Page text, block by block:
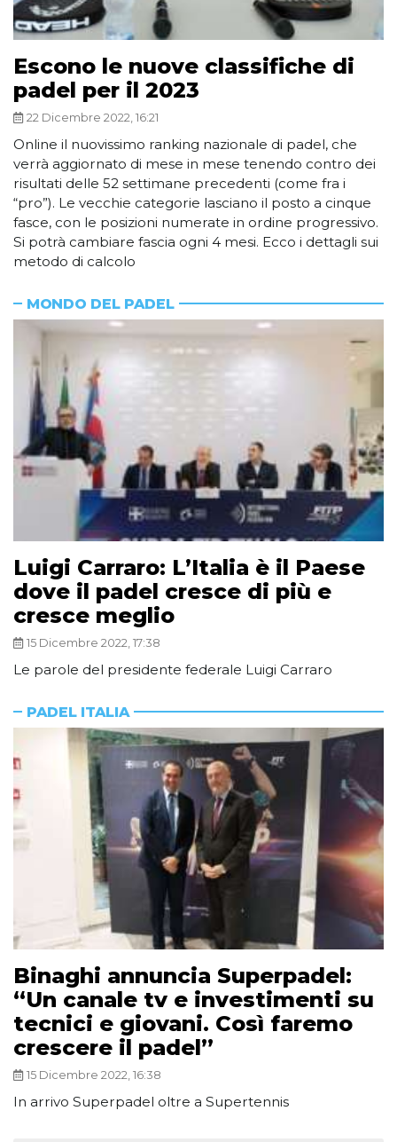
Escono le nuove classifiche di
padel per il 2023
22 Dicembre 2022, 16:21
Online il nuovissimo ranking nazionale di padel, che
verrà aggiornato di mese in mese tenendo contro dei
risultati delle 52 settimane precedenti (come fra i
“pro”). Le vecchie categorie lasciano il posto a cinque
fasce, con le posizioni numerate in ordine progressivo.
Si potrà cambiare fascia ogni 4 mesi. Ecco i dettagli sui
metodo di calcolo
MONDO DEL PADEL
Luigi Carraro: L’Italia è il Paese
dove il padel cresce di più e
cresce meglio
15 Dicembre 2022, 17:38
Le parole del presidente federale Luigi Carraro
PADEL ITALIA
Binaghi annuncia Superpadel:
“Un canale tv e investimenti su
tecnici e giovani. Così faremo
crescere il padel”
15 Dicembre 2022, 16:38
In arrivo Superpadel oltre a Supertennis